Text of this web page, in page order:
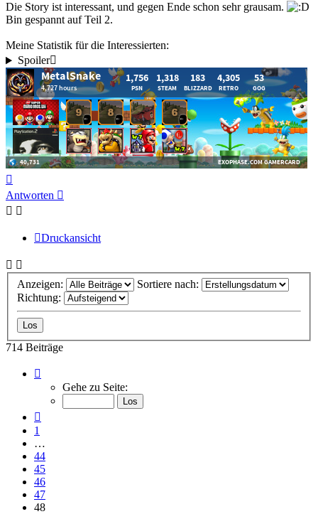
Die Story ist interessant, und gegen Ende schon sehr grausam.
Bin gespannt auf Teil 2.
Meine Statistik für die Interessierten:
Spoiler
oben
Antworten
Druckansicht
Anzeigen:
Sortiere nach:
Richtung:
714 Beiträge
48
von
Gehe zu Seite:
1
…
44
45
46
47
48